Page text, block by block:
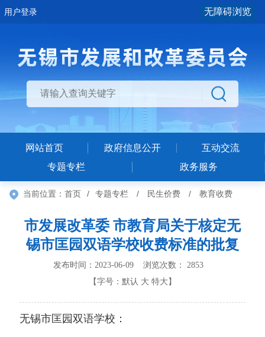
用户登录 无障碍浏览
网站首页 政府信息公开
互动交流
专题专栏
政务服务
当前位置： 首页 / 专题专栏 / 民生价费 / 教育收费
市发展改革委 市教育局关于核定无
锡市匡园双语学校收费标准的批复
发布时间：2023-06-09 浏览次数：2853
【字号： 默认 大 特大 】
无锡市匡园双语学校：